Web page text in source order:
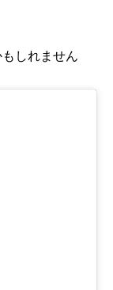
しれません